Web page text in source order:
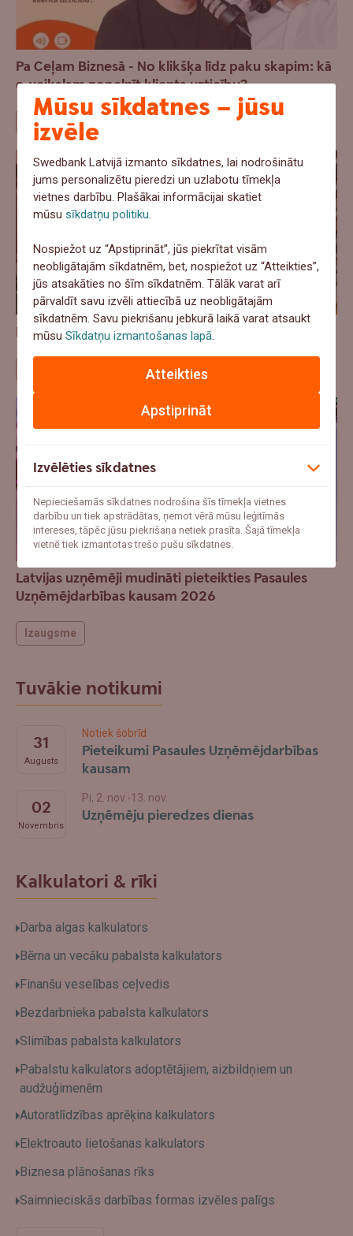
Pa Ceļam Biznesā - No klikšķa līdz paku skapim: kā
e-veikalam nopelnīt klienta uzticību?
Pārdošana
Ražošana aug, bet izaugsme ir nevienmērīga
Latvijas uzņēmēji mudināti pieteikties Pasaules
Uzņēmējdarbības kausam 2026
Izaugsme
Tuvākie notikumi
31
Augusts
Notiek šobrīd
Pieteikumi Pasaules Uzņēmējdarbības
kausam
02
Novembris
Pi, 2. nov.-13. nov.
Uzņēmēju pieredzes dienas
Kalkulatori & rīki
Darba algas kalkulators
Bērna un vecāku pabalsta kalkulators
Finanšu veselības ceļvedis
Bezdarbnieka pabalsta kalkulators
Slimības pabalsta kalkulators
Pabalstu kalkulators adoptētājiem, aizbildņiem un
audžuģimenēm
Autoratlīdzības aprēķina kalkulators
Elektroauto lietošanas kalkulators
Biznesa plānošanas rīks
Saimnieciskās darbības formas izvēles palīgs
Mūsu sīkdatnes – jūsu
izvēle
Swedbank Latvijā izmanto sīkdatnes, lai nodrošinātu
jums personalizētu pieredzi un uzlabotu tīmekļa
vietnes darbību. Plašākai informācijai skatiet
mūsusīkdatņu politiku
Nospiežot uz “Apstiprināt”, jūs piekrītat visām
neobligātajām sīkdatnēm, bet, nospiežot uz “Atteikties”,
jūs atsakāties no šīm sīkdatnēm. Tālāk varat arī
pārvaldīt savu izvēli attiecībā uz neobligātajām
sīkdatnēm. Savu piekrišanu jebkurā laikā varat atsaukt
mūsuSīkdatņu izmantošanas lapā
Apstiprināt
Atteikties
Izvēlēties sīkdatnes
Nepieciešamās sīkdatnes nodrošina šīs tīmekļa vietnes
darbību un tiek apstrādātas, ņemot vērā mūsu leģitīmās
intereses, tāpēc jūsu piekrišana netiek prasīta. Šajā tīmekļa
vietnē tiek izmantotas trešo pušu sīkdatnes.